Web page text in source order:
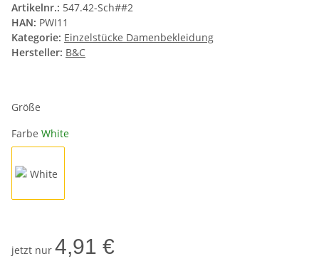
Artikelnr.: 547.42-Sch##2
HAN: PWI11
Kategorie: Einzelstücke Damenbekleidung
Hersteller: B&C
Größe
Farbe White
jetzt nur 4,91 €